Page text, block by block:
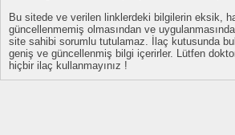
Bu sitede ve verilen linklerdeki bilgilerin eksik,
güncellenmemiş olmasından ve
site sahibi sorumlu tutulamaz. İlaç kutusunda
geniş ve güncellenmiş bilgi içerirler. Lütfen
hiçbir ilaç kullanmayınız !